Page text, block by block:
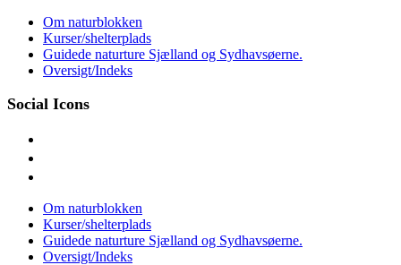
Skip
content
Om naturblokken
Kurser/shelterplads
Guidede naturture Sjælland og Sydhavsøerne.
Oversigt/Indeks
Social Icons
Om naturblokken
Kurser/shelterplads
Guidede naturture Sjælland og Sydhavsøerne.
Oversigt/Indeks